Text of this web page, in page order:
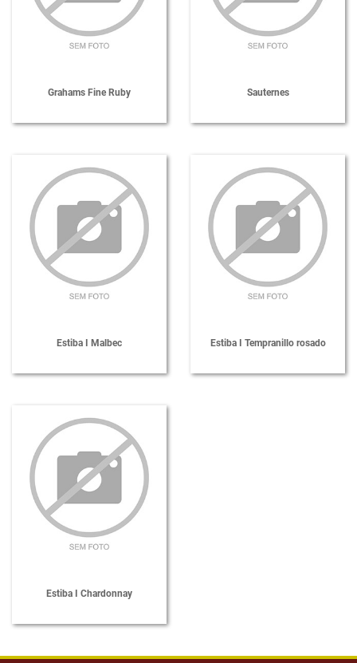
Grahams Fine Ruby Sauternes
Estiba I Malbec Estiba I Tempranillo rosado
Estiba I Chardonnay